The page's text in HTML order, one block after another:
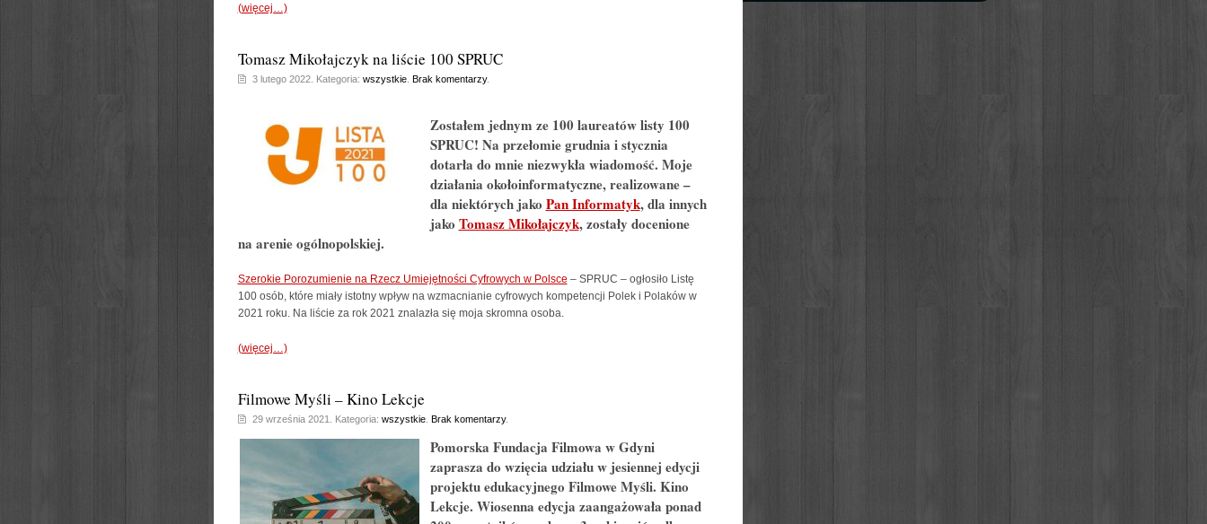
(więcej…)
Tomasz Mikołajczyk na liście 100 SPRUC
3 lutego 2022. Kategoria: wszystkie. Brak komentarzy.
Zostałem jednym ze 100 laureatów listy 100
SPRUC! Na przełomie grudnia i stycznia
dotarła do mnie niezwykła wiadomość. Moje
działania okołoinformatyczne, realizowane –
dla niektórych jako Pan Informatyk, dla innych
jako Tomasz Mikołajczyk, zostały docenione
na arenie ogólnopolskiej.
Szerokie Porozumienie na Rzecz Umiejętności Cyfrowych w Polsce – SPRUC – ogłosiło Listę
100 osób, które miały istotny wpływ na wzmacnianie cyfrowych kompetencji Polek i Polaków w
2021 roku. Na liście za rok 2021 znalazła się moja skromna osoba.
(więcej…)
Filmowe Myśli – Kino Lekcje
29 września 2021. Kategoria: wszystkie. Brak komentarzy.
Pomorska Fundacja Filmowa w Gdyni
zaprasza do wzięcia udziału w jesiennej edycji
projektu edukacyjnego Filmowe Myśli. Kino
Lekcje. Wiosenna edycja zaangażowała ponad